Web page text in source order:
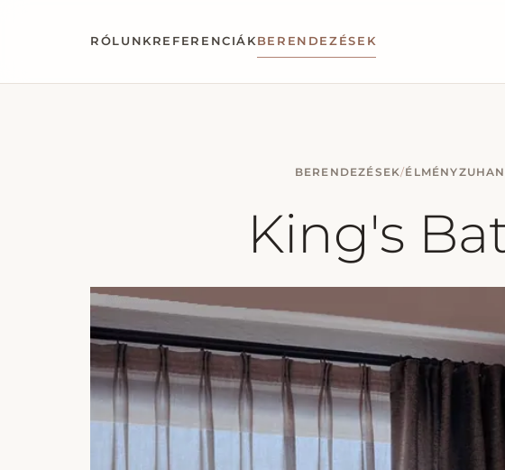
RÓLUNKREFERENCIÁKBERENDEZÉSEK
BERENDEZÉSEK/
King's